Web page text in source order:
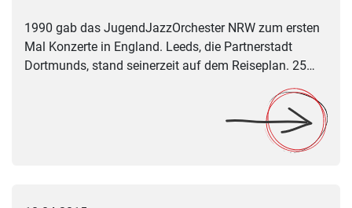
1990 gab das JugendJazzOrchester NRW zum ersten
Mal Konzerte in England. Leeds, die Partnerstadt
Dortmunds, stand seinerzeit auf dem Reiseplan. 25…